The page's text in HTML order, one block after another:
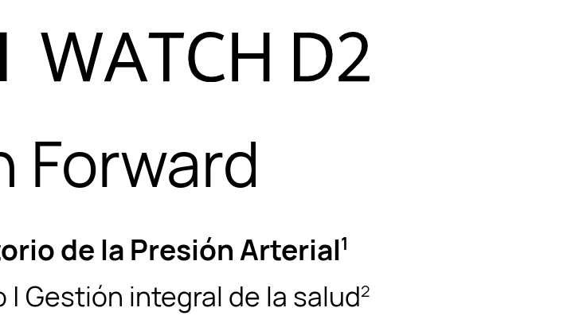
Forward
de la Presión Arterial1
Gestión integral de la salud2